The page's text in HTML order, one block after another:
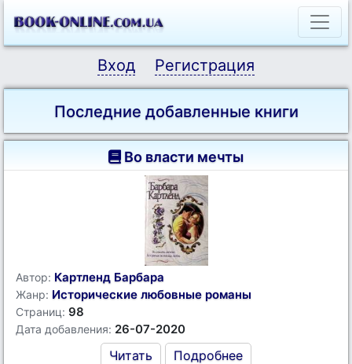
Вход Регистрация
Последние добавленные книги
Во власти мечты
Автор: Картленд Барбара
Жанр: Исторические любовные романы
Страниц: 98
Дата добавления: 26-07-2020
Читать Подробнее